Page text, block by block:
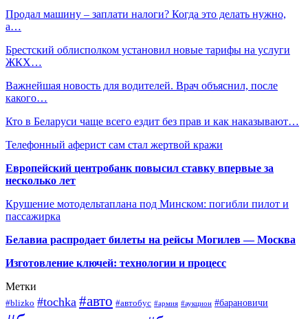
Продал машину – заплати налоги? Когда это делать нужно,
а…
Брестский облисполком установил новые тарифы на услуги
ЖКХ…
Важнейшая новость для водителей. Врач объяснил, после
какого…
Кто в Беларуси чаще всего ездит без прав и как наказывают…
Телефонный аферист сам стал жертвой кражи
Европейский центробанк повысил ставку впервые за
несколько лет
Крушение мотодельтаплана под Минском: погибли пилот и
пассажирка
Белавиа распродает билеты на рейсы Могилев — Москва
Изготовление ключей: технологии и процесс
Метки
#blizko #tochka #авто #автобус #армия #аукцион #барановичи